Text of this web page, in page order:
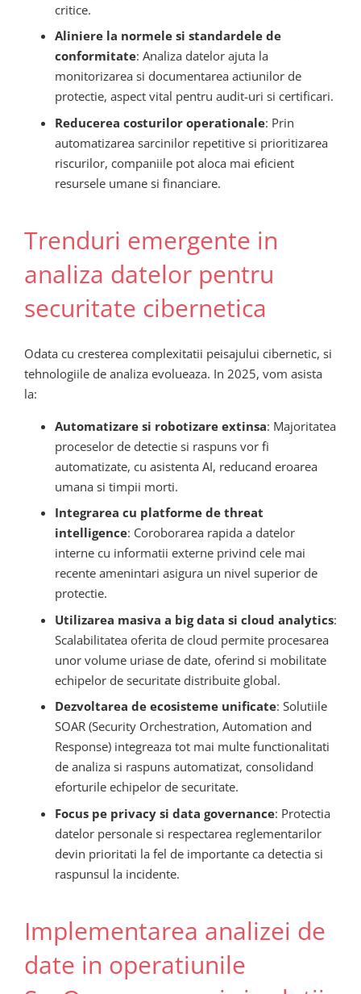
critice.
Aliniere la normele si standardele de
conformitate: Analiza datelor ajuta la
monitorizarea si documentarea actiunilor de
protectie, aspect vital pentru audit-uri si certificari.
Reducerea costurilor operationale: Prin
automatizarea sarcinilor repetitive si prioritizarea
riscurilor, companiile pot aloca mai eficient
resursele umane si financiare.
Trenduri emergente in
analiza datelor pentru
securitate cibernetica
Odata cu cresterea complexitatii peisajului cibernetic, si
tehnologiile de analiza evolueaza. In 2025, vom asista
la:
Automatizare si robotizare extinsa: Majoritatea
proceselor de detectie si raspuns vor fi
automatizate, cu asistenta AI, reducand eroarea
umana si timpii morti.
Integrarea cu platforme de threat
intelligence: Coroborarea rapida a datelor
interne cu informatii externe privind cele mai
recente amenintari asigura un nivel superior de
protectie.
Utilizarea masiva a big data si cloud analytics:
Scalabilitatea oferita de cloud permite procesarea
unor volume uriase de date, oferind si mobilitate
echipelor de securitate distribuite global.
Dezvoltarea de ecosisteme unificate: Solutiile
SOAR (Security Orchestration, Automation and
Response) integreaza tot mai multe functionalitati
de analiza si raspuns automatizat, consolidand
eforturile echipelor de securitate.
Focus pe privacy si data governance: Protectia
datelor personale si respectarea reglementarilor
devin prioritati la fel de importante ca detectia si
raspunsul la incidente.
Implementarea analizei de
date in operatiunile